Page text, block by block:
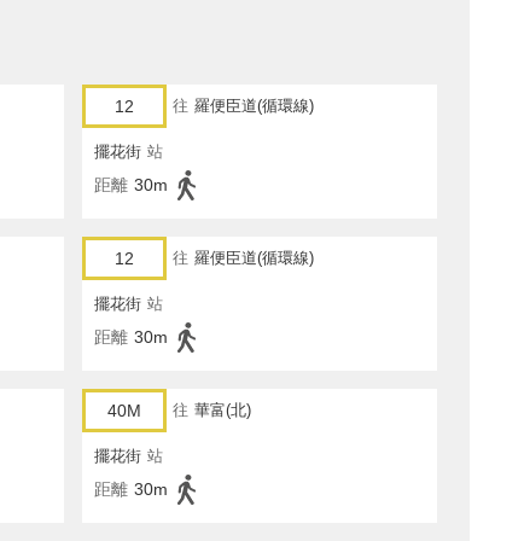
12 往 羅便臣道(循環線)
擺花街 站
距離 30m
12 往 羅便臣道(循環線)
擺花街 站
距離 30m
40M 往 華富(北)
擺花街 站
距離 30m